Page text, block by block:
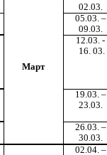
Март
02.03.
05.03. –
09.03.
12.03. -
16. 03.
19.03. –
23.03.
26.03. –
30.03.
02.04. –